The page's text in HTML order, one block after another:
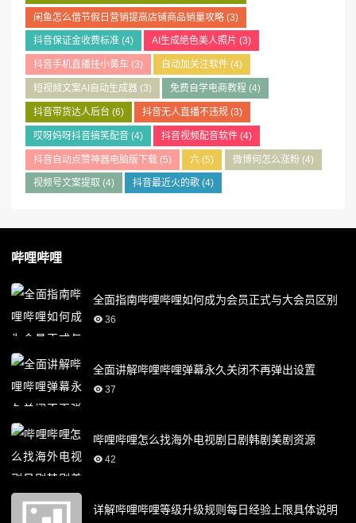
闲鱼怎么借节假日营销提高店铺商品销量攻略(3)
抖音保证金收费标准(4) AI生成绝色美人照片 (3)
抖音手机直播挂小黄车(3) 自动加关注软件 (4)
短视频文案AI自动生成器(3) 免费自学电商教程 (4)
抖音带货达人后台 (6) 抖音无人直播不违规 (3)
哎呀妈呀抖音搞笑配音(4) 抖音视频配音软件 (4)
抖音自动点赞神器电脑版下载(5) 六 (5) 微博何怎么涨粉 (4)
视频号文案提取 (4) 抖音最近火的歌 (4)
哔哩哔哩
全面指南哔哩哔哩如何成为会员正式与大会员区别
36
全面讲解哔哩哔哩弹幕永久关闭不再弹出设置
37
哔哩哔哩怎么找海外电视剧日剧韩剧美剧资源
42
详解哔哩哔哩等级升级规则每日经验上限具体说明